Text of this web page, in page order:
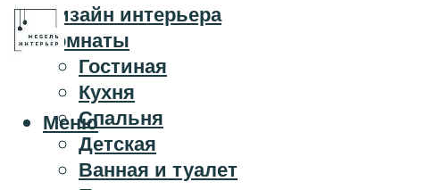
Дизайн интерьера
Комнаты
Гостиная
Кухня
Спальня
Детская
Ванная и туалет
Меню